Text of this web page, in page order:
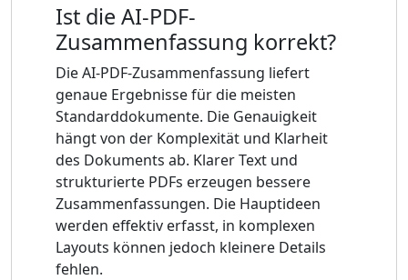
Ist die AI-PDF-
Zusammenfassung korrekt?
Die AI-PDF-Zusammenfassung liefert
genaue Ergebnisse für die meisten
Standarddokumente. Die Genauigkeit
hängt von der Komplexität und Klarheit
des Dokuments ab. Klarer Text und
strukturierte PDFs erzeugen bessere
Zusammenfassungen. Die Hauptideen
werden effektiv erfasst, in komplexen
Layouts können jedoch kleinere Details
fehlen.